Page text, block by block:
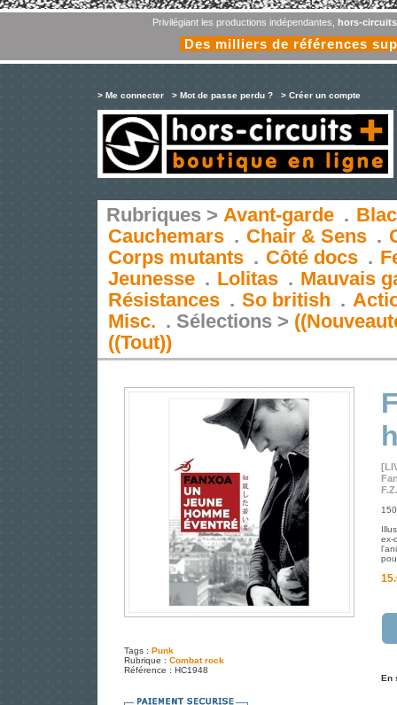
Privilégiant les productions indépendantes, hors-
Des milliers de références
> Me connecter > Mot de passe perdu ? > Créer un compte
Rubriques > Avant-garde .
Cauchemars . Chair & Sens .
Corps mutants . Côté docs .
Jeunesse . Lolitas . Mauvais
Résistances . So british .
Misc. . Sélections >
((Tout))
Tags : Punk
Rubrique : Combat rock
Référence : HC1948
ex-
En